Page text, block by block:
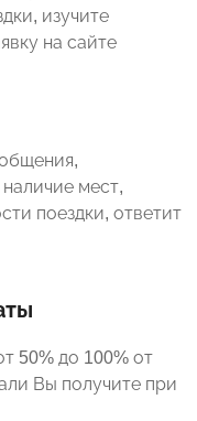
изучите
на сайте
мест,
поездки, ответит
50% до 100% от
Вы получите при